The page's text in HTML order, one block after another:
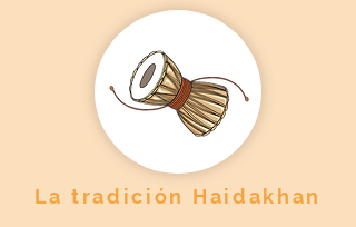
La tradición Haidakhan